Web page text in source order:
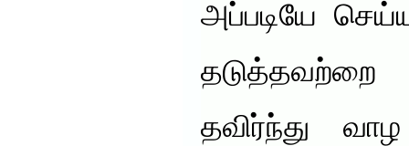
அப்படியே
தவிர்ந்து